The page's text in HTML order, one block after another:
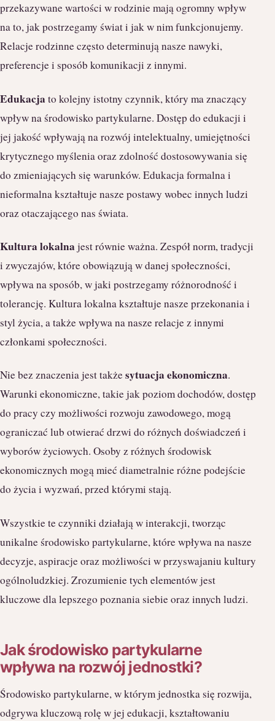
przekazywane wartości w rodzinie mają ogromny wpływ
na to, jak postrzegamy świat i jak w nim funkcjonujemy.
Relacje rodzinne często determinują nasze nawyki,
preferencje i sposób komunikacji z innymi.
Edukacja to kolejny istotny czynnik, który ma znaczący
wpływ na środowisko partykularne. Dostęp do edukacji i
jej jakość wpływają na rozwój intelektualny, umiejętności
krytycznego myślenia oraz zdolność dostosowywania się
do zmieniających się warunków. Edukacja formalna i
nieformalna kształtuje nasze postawy wobec innych ludzi
oraz otaczającego nas świata.
Kultura lokalna jest równie ważna. Zespół norm, tradycji
i zwyczajów, które obowiązują w danej społeczności,
wpływa na sposób, w jaki postrzegamy różnorodność i
tolerancję. Kultura lokalna kształtuje nasze przekonania i
styl życia, a także wpływa na nasze relacje z innymi
członkami społeczności.
Nie bez znaczenia jest takżesytuacja ekonomiczna.
Warunki ekonomiczne, takie jak poziom dochodów, dostęp
do pracy czy możliwości rozwoju zawodowego, mogą
ograniczać lub otwierać drzwi do różnych doświadczeń i
wyborów życiowych. Osoby z różnych środowisk
ekonomicznych mogą mieć diametralnie różne podejście
do życia i wyzwań, przed którymi stają.
Wszystkie te czynniki działają w interakcji, tworząc
unikalne środowisko partykularne, które wpływa na nasze
decyzje, aspiracje oraz możliwości w przyswajaniu kultury
ogólnoludzkiej. Zrozumienie tych elementów jest
kluczowe dla lepszego poznania siebie oraz innych ludzi.
Jak środowisko partykularne
wpływa na rozwój jednostki?
Środowisko partykularne, w którym jednostka się rozwija,
odgrywa kluczową rolę w jej edukacji, kształtowaniu